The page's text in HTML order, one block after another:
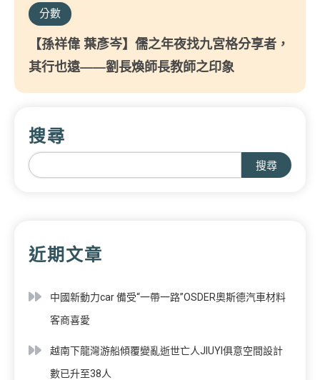
分數
【孫祥偉 葉彥岑】儒之年夜找九宮格分享者，
其行也遠——劉長煥師長教師之印象
搜尋
搜尋
近期文章
中國新動力car 備受“一帶一路”OSDER奧斯德汽車材料
客商喜愛
越南下龍灣游船傾覆變亂逝世亡人JIUYI俱意空間設計
數已升至38人